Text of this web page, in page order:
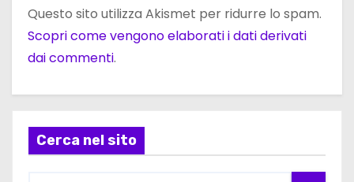
Questo sito utilizza Akismet per ridurre lo spam.
Scopri come vengono elaborati i dati derivati
dai commenti.
Cerca nel sito